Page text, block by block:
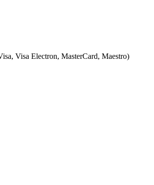
Visa Electron, MasterCard, Maestro)